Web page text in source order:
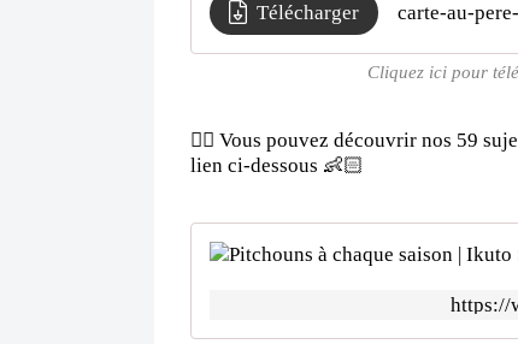
Télécharger carte-au-
Cliquez ici pour
👉🏻 Vous pouvez découvrir nos 59
lien ci-dessous 👶🏻
https://